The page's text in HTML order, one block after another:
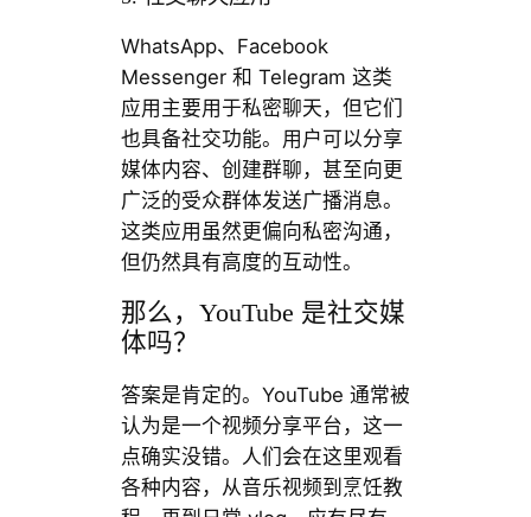
WhatsApp、Facebook
Messenger 和 Telegram 这类
应用主要用于私密聊天，但它们
也具备社交功能。用户可以分享
媒体内容、创建群聊，甚至向更
广泛的受众群体发送广播消息。
这类应用虽然更偏向私密沟通，
但仍然具有高度的互动性。
那么，YouTube 是社交媒
体吗？
答案是肯定的。YouTube 通常被
认为是一个视频分享平台，这一
点确实没错。人们会在这里观看
各种内容，从音乐视频到烹饪教